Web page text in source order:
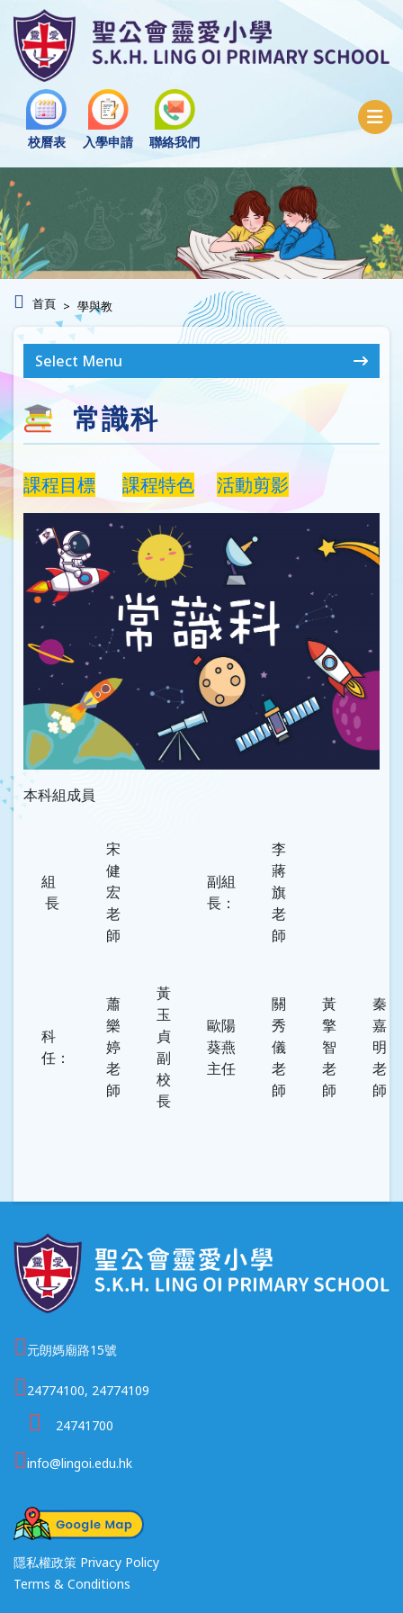
校曆表 入學申請 聯絡我們
首頁 學與教
Select Menu
常識科
課程目標 課程特色 活動剪影
本科組成員
組
長
宋
健
宏
老
師
副組
長：
李
蔣
旗
老
師
科
任：
蕭
樂
婷
老
師
黃
玉
貞
副
校
長
歐陽
葵燕
主任
關
秀
儀
老
師
黃
擎
智
老
師
秦
嘉
明
老
師
元朗媽廟路15號
24774100, 24774109
24741700
info@lingoi.edu.hk
隱私權政策 Privacy Policy
Terms & Conditions